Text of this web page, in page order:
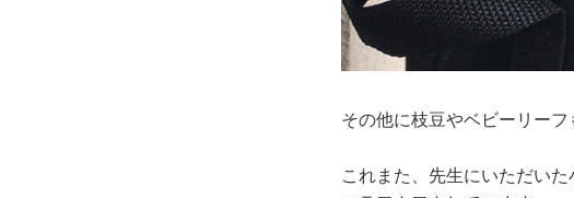
その他に枝豆やベビーリーフ
これまた、先生にいただい